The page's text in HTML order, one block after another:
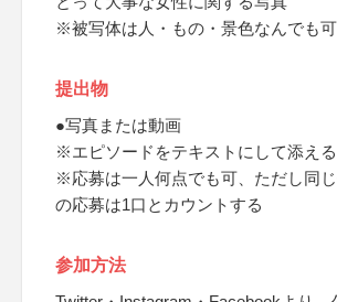
※被写体は人・もの・景色なんでも可
提出物
●写真または動画
※エピソードをテキストにして添える
※応募は一人何点でも可、ただし同
の応募は1口とカウントする
参加方法